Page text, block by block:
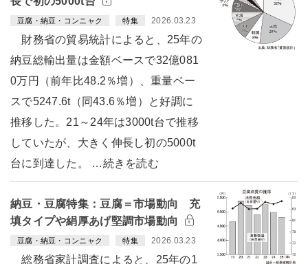
豆腐・納豆・コンニャク 特集 2026.03.23
財務省の貿易統計によると、25年の
納豆総輸出量は金額ベースで32億081
0万円（前年比48.2％増）、重量ベー
スで5247.6t（同43.6％増）と好調に
推移した。21～24年は3000t台で推移
していたが、大きく伸長し初の5000t
台に到達した。 …続きを読む
納豆・豆腐特集：豆腐＝市場動向 充
填タイプや絹厚あげ堅調市場動向
豆腐・納豆・コンニャク 特集 2026.03.23
総務省家計調査によると、25年の1